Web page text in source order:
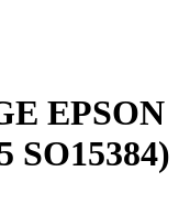
EPSON
SO15384)